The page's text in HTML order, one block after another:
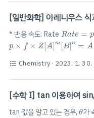
가 높을수록) 유효 충돌 수가
k 증가, 속도 증가 부촉매: 활성
유효 충돌 수 감소, 속도 감소
[일반화학] 아레니우스
* 반응 속도: Rate Rate = p
Rate ×
p × f × Z[A]m [B]n = A
p ×f×Z[ A]m[B]n=A A
수) 정리하면, 정말 중요한 아
format_list_bulleted Chemistry · 2023. 1. 30.
[수학 I] tan 이용하여
tan 값을 알고 있는 경우,θ
θ가